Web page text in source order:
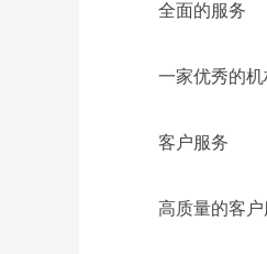
全面的服务
一家优秀的机构
客户服务
高质量的客户服